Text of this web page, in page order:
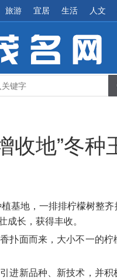
旅游 宜居 生活 人文
收地”冬种
基地，一排排柠檬树整
成长，获得丰收。
扑面而来，大小不一的
进新品种、新技术，并